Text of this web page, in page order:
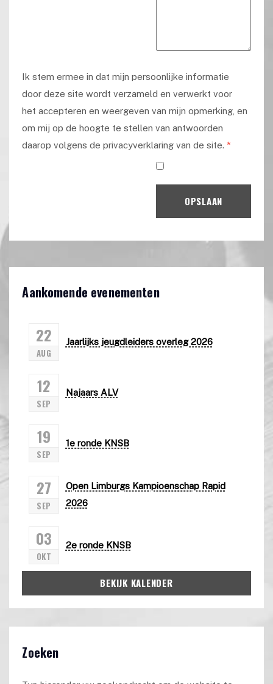
Ik stem ermee in dat mijn persoonlijke informatie
door deze site wordt verzameld en verwerkt voor
het accepteren en weergeven van mijn opmerking, en
om mij op de hoogte te stellen van antwoorden
daarop volgens de privacyverklaring van de site. *
OPSLAAN
Aankomende evenementen
22
AUG
Jaarlijks jeugdleiders overleg 2026
12
SEP
Najaars ALV
19
SEP
1e ronde KNSB
27
SEP
Open Limburgs Kampioenschap Rapid
2026
03
OKT
2e ronde KNSB
BEKIJK KALENDER
Zoeken